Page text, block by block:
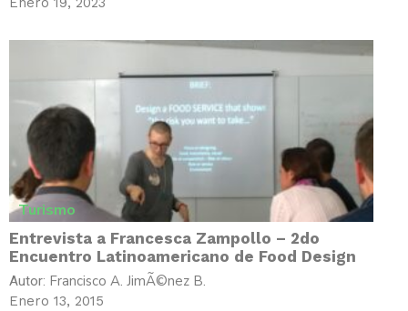
Turismo
Entrevista a Francesca Zampollo – 2do
Encuentro Latinoamericano de Food Design
Autor: Francisco A. JimÃ©nez B.
Enero 13, 2015